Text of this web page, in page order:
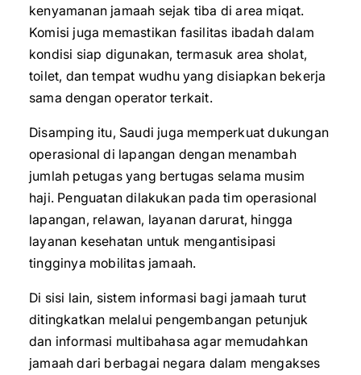
kenyamanan jamaah sejak tiba di area miqat.
Komisi juga memastikan fasilitas ibadah dalam
kondisi siap digunakan, termasuk area sholat,
toilet, dan tempat wudhu yang disiapkan bekerja
sama dengan operator terkait.
Disamping itu, Saudi juga memperkuat dukungan
operasional di lapangan dengan menambah
jumlah petugas yang bertugas selama musim
haji. Penguatan dilakukan pada tim operasional
lapangan, relawan, layanan darurat, hingga
layanan kesehatan untuk mengantisipasi
tingginya mobilitas jamaah.
Di sisi lain, sistem informasi bagi jamaah turut
ditingkatkan melalui pengembangan petunjuk
dan informasi multibahasa agar memudahkan
jamaah dari berbagai negara dalam mengakses